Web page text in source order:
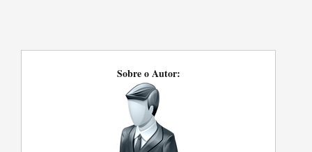
Sobre o Autor: